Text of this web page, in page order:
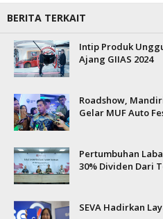
BERITA TERKAIT
Intip Produk
Ajang GIIAS 2024
Roadshow,
Gelar MUF Auto
Pertumbuhan
30% Dividen Dari
SEVA Hadirkan